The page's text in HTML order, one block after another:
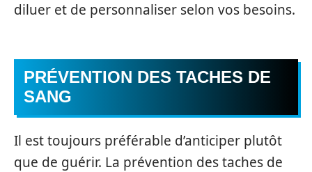
diluer et de personnaliser selon vos besoins.
PRÉVENTION DES TACHES DE
SANG
Il est toujours préférable d’anticiper plutôt
que de guérir. La prévention des taches de